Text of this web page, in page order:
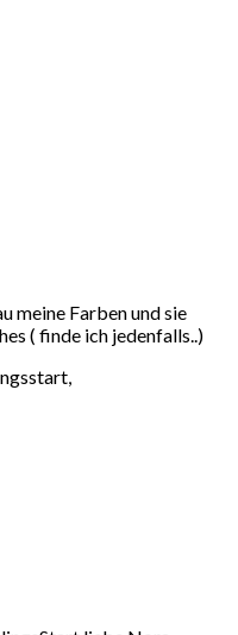
meine Farben und sie
( finde ich jedenfalls..)